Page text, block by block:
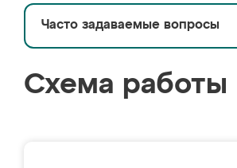
Часто задаваемые вопросы
Схема работы